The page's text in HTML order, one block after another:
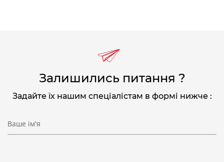
Залишились питання ?
Задайте їх нашим спеціалістам в формі нижче :
Ваше ім'я